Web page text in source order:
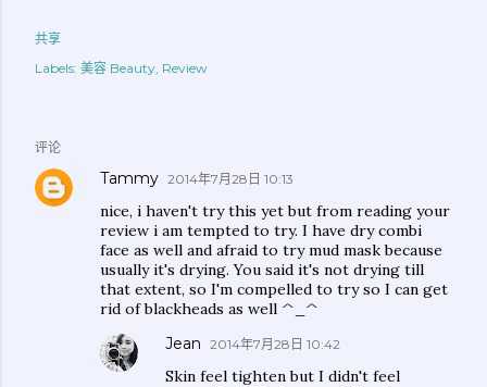
共享
Labels: 美容 Beauty Review
评论
Tammy 2014年7月28日 10:13
nice, i haven't try this yet but from reading your
review i am tempted to try. I have dry combi
face as well and afraid to try mud mask because
usually it's drying. You said it's not drying till
that extent, so I'm compelled to try so I can get
rid of blackheads as well ^_^
Jean 2014年7月28日 10:42
Skin feel tighten but I didn't feel